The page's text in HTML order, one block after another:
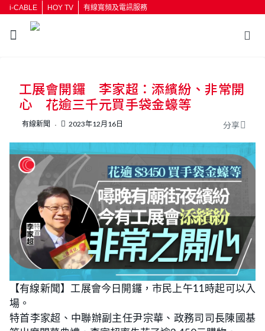
i-CABLE HOY TV 有線寬頻及電訊服務
按輸入鍵開始搜尋
工展會開鑼 李家超：添繽紛、非常開
心 花逾三千元買手袋金蠔等
有線新聞 2023年12月16日 分享
【有線新聞】工展會今日開鑼，市民上午11時起可以入
場。
特首李家超、中聯辦副主任尹宗華、政務司司長陳國基